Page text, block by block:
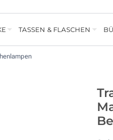
TASSEN & FLASCHEN